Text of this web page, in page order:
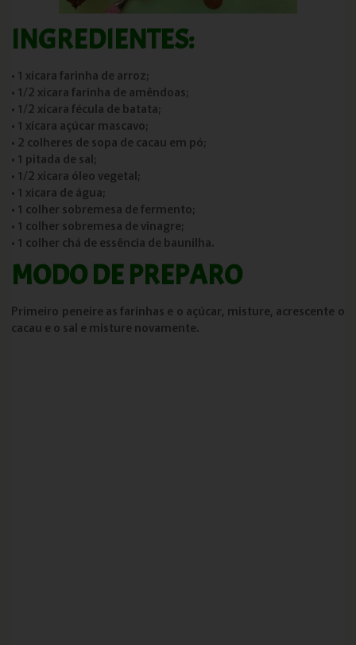
INGREDIENTES:
• 1 xícara farinha de arroz;
• 1/2 xícara farinha de amêndoas;
• 1/2 xícara fécula de batata;
• 1 xícara açúcar mascavo;
• 2 colheres de sopa de cacau em pó;
• 1 pitada de sal;
• 1/2 xícara óleo vegetal;
• 1 xícara de água;
• 1 colher sobremesa de fermento;
• 1 colher sobremesa de vinagre;
• 1 colher chá de essência de baunilha.
MODO DE PREPARO
Primeiro peneire as farinhas e o açúcar, misture, acrescente o
cacau e o sal e misture novamente.